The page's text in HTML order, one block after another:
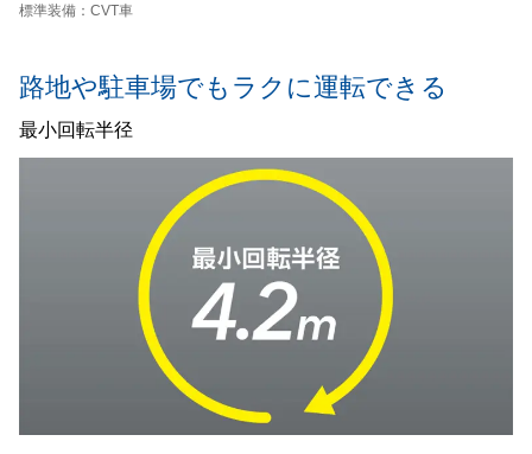
標準装備：CVT車
路地や駐車場でもラクに運転できる
最小回転半径